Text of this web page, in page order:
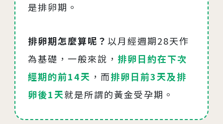
08
是排卵期。
排卵期怎麼算呢？ 以月經週期28天作
為基礎，一般來說， 排卵日約在下次
經期的前14天 ，而排卵日前3天及排
卵後1天就是所謂的黃金受孕期。